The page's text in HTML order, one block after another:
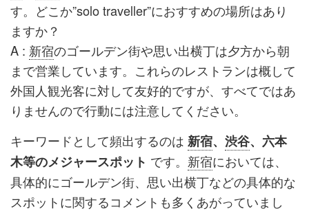
す。どこか”solo traveller”におすすめの場所はあり
ますか？
A : 新宿のゴールデン街や思い出横丁は夕方から朝
まで営業しています。これらのレストランは概して
外国人観光客に対して友好的ですが、すべてではあ
りませんので行動には注意してください。
キーワードとして頻出するのは 新宿、 渋谷、六本
木等のメジャースポット です。 新宿においては、
具体的にゴールデン街、思い出横丁などの具体的な
スポットに関するコメントも多くあがっていまし